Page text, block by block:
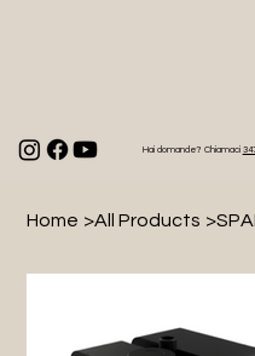
Hai domande? Chiamaci
Home >All Products >